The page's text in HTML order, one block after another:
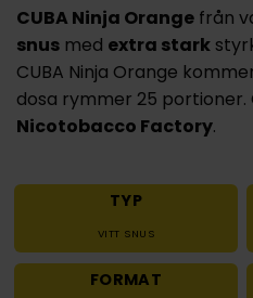
CUBA Ninja Orange från
snus med extra stark
CUBA Ninja Orange
dosa rymmer 25 portioner.
Nicotobacco Factory.
TYP
VITT SNUS
FORMAT